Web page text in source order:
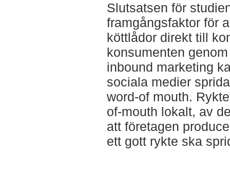
Slutsatsen för
framgångsfaktor för
köttlådor direkt till
konsumenten
inbound marketing
sociala medier
word-of mouth.
of-mouth lokalt, av
att företagen
ett gott rykte ska